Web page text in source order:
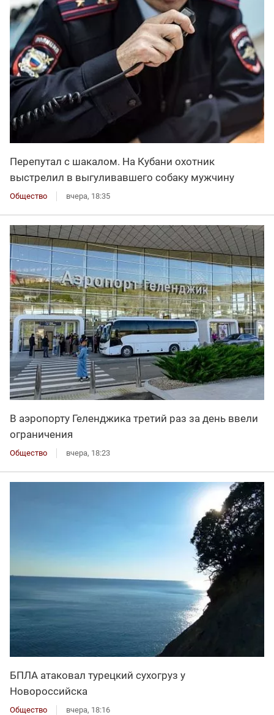
Перепутал с шакалом. На Кубани охотник
выстрелил в выгуливавшего собаку мужчину
Общество вчера, 18:35
В аэропорту Геленджика третий раз за день ввели
ограничения
Общество вчера, 18:23
БПЛА атаковал турецкий сухогруз у
Новороссийска
Общество вчера, 18:16